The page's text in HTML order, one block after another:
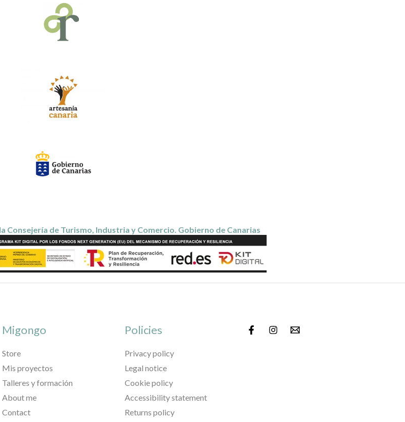
Consejería de Turismo, Industria y Comercio. Gobierno de Canarias
Migongo
Store
Mis proyectos
Talleres y formación
About me
Contact
Policies
Privacy policy
Legal notice
Cookie policy
Accessibility statement
Returns policy